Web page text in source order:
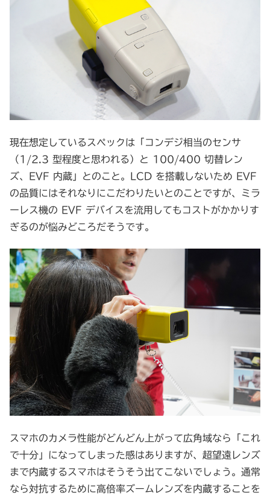
現在想定しているスペックは「コンデジ相当のセンサ
（1/2.3 型程度と思われる）と 100/400 切替レン
ズ、EVF 内蔵」とのこと。LCD を搭載しないため EVF
の品質にはそれなりにこだわりたいとのことですが、ミラ
ーレス機の EVF デバイスを流用してもコストがかかりす
ぎるのが悩みどころだそうです。
スマホのカメラ性能がどんどん上がって広角域なら「これ
で十分」になってしまった感はありますが、超望遠レンズ
まで内蔵するスマホはそうそう出てこないでしょう。通常
なら対抗するために高倍率ズームレンズを内蔵することを